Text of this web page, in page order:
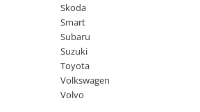
Tuning auto
Kituri reparatie
Dopuri anulare clapete admisie
Skoda
Smart
Subaru
Suzuki
Toyota
Volkswagen
Volvo